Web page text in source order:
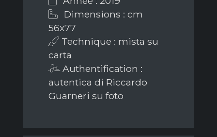
Dimensions : cm
56x77
Technique : mista su
carta
Authentification :
autentica di Riccardo
Guarneri su foto